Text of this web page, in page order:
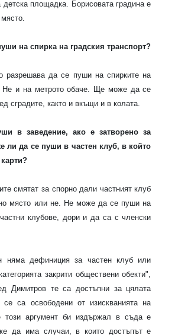
площадка. Борисовата градина е
на спирка на градския транспорт?
разрешава да се пуши на спирките на
Не и на метрото обаче. Ще може да се
сградите, както и вкъщи и в колата.
в заведение, ако е затворено за
ли да се пуши в частен клуб, в който
смятат за спорно дали частният клуб
място или не. Не може да се пуши на
клубове, дори и да са с членски
няма дефиниция за частен клуб или
закрити обществени обекти",
Димитров те са достъпни за цялата
са освободени от изискванията на
този аргумент би издържал в съда е
да има случаи, в които достъпът е